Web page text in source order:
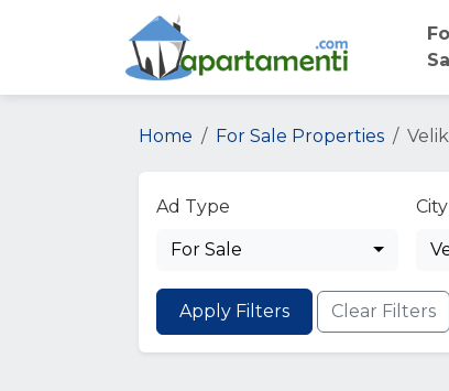
Home For Sale Properties
Ad Type
For Sale
City
Apply Filters Clear Filters